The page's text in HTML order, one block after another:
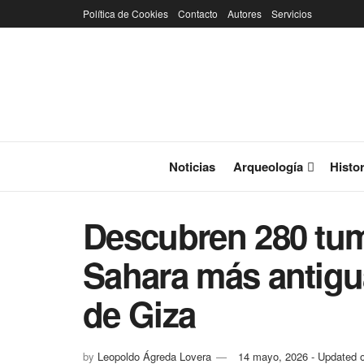
Política de Cookies Contacto Autores Servicios
Noticias Arqueología
Descubren 280
Sahara más
de Giza
by Leopoldo Ágreda Lovera 14 mayo, 2026 - Updated